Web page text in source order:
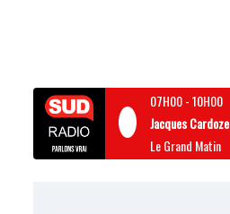
07H00-10H00
Jacques Cardoze
Le Grand Matin